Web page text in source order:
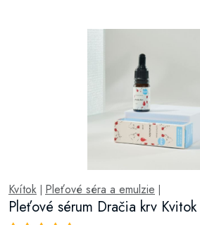
Kvítok | Pleťové séra a emulzie |
Pleťové sérum Dračia krv